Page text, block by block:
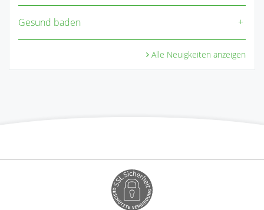
Gesund baden
Alle Neuigkeiten anzeigen